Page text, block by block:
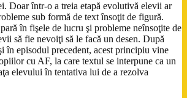
Doar într-o a treia etapă evolutivă elevii ar
sub formă de text însoţit de figură.
în fişele de lucru şi probleme neînsoţite de
să fie nevoiţi să le facă un desen. După
în episodul precedent, acest principiu vine
cu AF, la care textul se interpune ca un
elevului în tentativa lui de a rezolva